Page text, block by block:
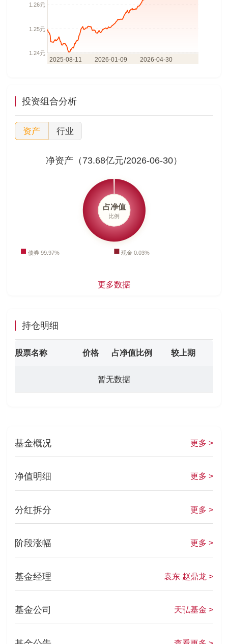
投资组合分析
资产 行业
净资产（73.68亿元/2026-06-30）
更多数据
持仓明细
股票名称 价格 占净值比例 较上期
暂无数据
基金概况 更多 >
净值明细 更多 >
分红拆分 更多 >
阶段涨幅 更多 >
基金经理 袁东 赵鼎龙 >
基金公司 天弘基金 >